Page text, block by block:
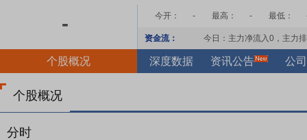
- 今开： - 最高： - 最低：
资金流： 今日：主力净流入0 ，主力
个股概况 深度数据 资讯公告 公
个股概况
分时